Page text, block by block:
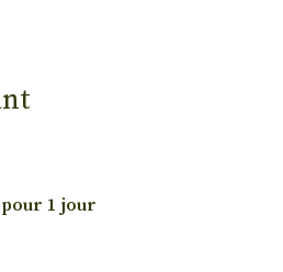
pour 1 jour